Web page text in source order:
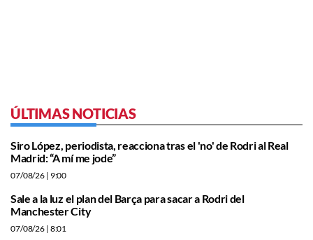
ÚLTIMAS NOTICIAS
Siro López, periodista, reacciona tras el 'no' de Rodri al Real
Madrid: “A mí me jode”
07/08/26 | 9:00
Sale a la luz el plan del Barça para sacar a Rodri del
Manchester City
07/08/26 | 8:01